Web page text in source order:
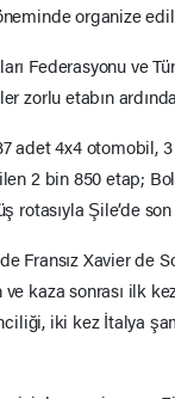
organize
Federasyonu ve
zorlu etabın
adet 4x4 otomobil,
2 bin 850 etap;
rotasıyla Şile’de
Fransız Xavier de
kaza sonrası ilk
iki kez İtalya